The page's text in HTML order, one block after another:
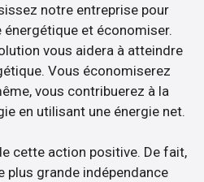
notre entreprise pour
énergétique et économiser.
vous aidera à atteindre
Vous économiserez
vous contribuerez à la
en utilisant une énergie net.
cette action positive. De fait,
plus grande indépendance